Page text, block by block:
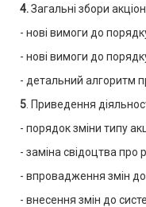
4.Загальні збори
- нові вимоги до
- нові вимоги до
- детальний алгоритм
5 . Приведення
- порядок зміни типу
- заміна свідоцтва про
- впровадження змін до
- внесення змін до